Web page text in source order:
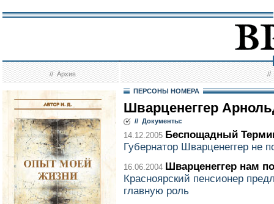
//Архив //
ПЕРСОНЫ НОМЕРА
Шварценеггер
// Документы:
14.12.2005 Беспощадный
Губернатор Шварценеггер не
16.06.2004 Шварценеггер нам
Красноярский пенсионер
главную роль